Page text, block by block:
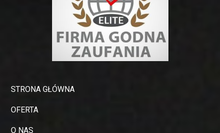
STRONA GŁÓWNA
OFERTA
O NAS